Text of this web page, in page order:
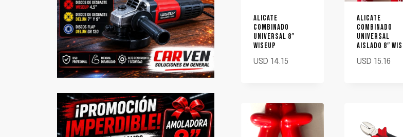
ALICATE
COMBINADO
UNIVERSAL 8″
WISEUP
USD 14.15
ALICATE
COMBINADO
UNIVERSAL
AISLADO 8″
USD 15.16